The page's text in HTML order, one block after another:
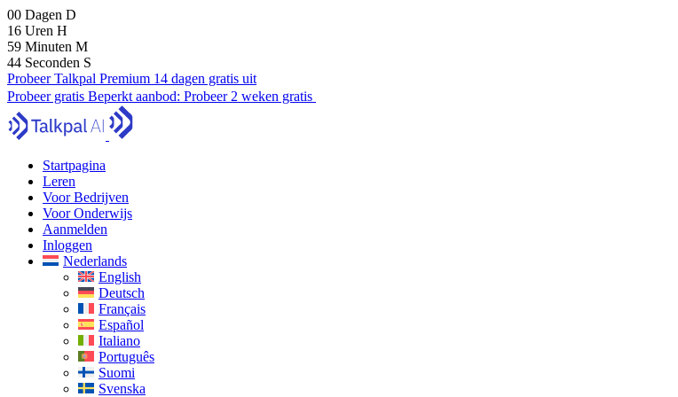
00 Dagen D
16 Uren H
59 Minuten M
43 Seconden S
Probeer Talkpal Premium 14 dagen gratis uit
Probeer gratis Beperkt aanbod: Probeer 2 weken gratis
Startpagina
Leren
Voor Bedrijven
Voor Onderwijs
Aanmelden
Inloggen
Nederlands
English
Deutsch
Français
Español
Italiano
Português
Suomi
Svenska